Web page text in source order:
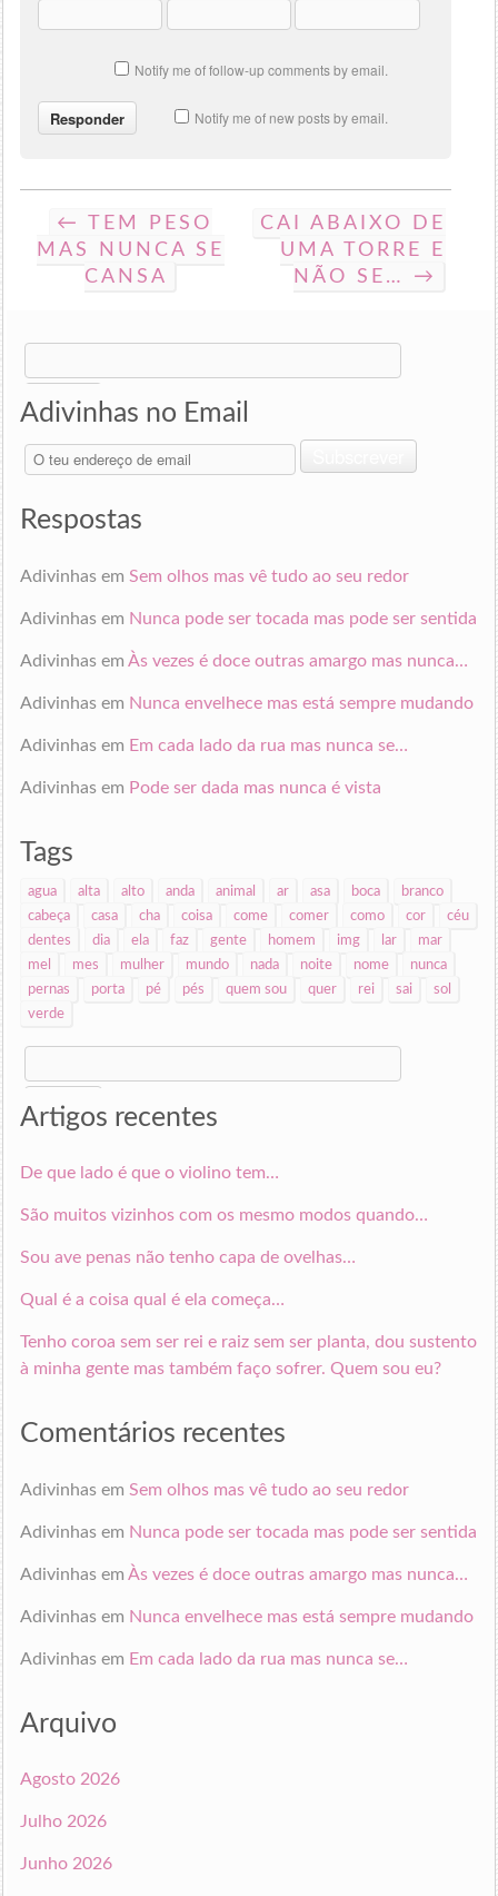
Notify me of follow-up comments by email.
Notify me of new posts by email.
← TEM PESO
MAS NUNCA SE
CANSA
CAI ABAIXO DE
UMA TORRE E
NÃO SE… →
Search
for:
Adivinhas no Email
O
teu
de
Respostas
Adivinhasem Sem olhos mas vê tudo ao seu redor
Adivinhasem Nunca pode ser tocada mas pode ser sentida
Adivinhasem Às vezes é doce outras amargo mas nunca…
Adivinhasem Nunca envelhece mas está sempre mudando
Adivinhasem Em cada lado da rua mas nunca se…
Adivinhasem Pode ser dada mas nunca é vista
Tags
agua alta alto anda animal ar asa boca
branco
cabeça
casa cha coisa come comer como cor
céu
dentes
dia ela faz gente homem img lar
mar
mel
mes mulher mundo nada noite nome
nunca
pernas
porta pé pés quem sou quer rei sai
sol
verde
Search
for:
Artigos recentes
De que lado é que o violino tem…
São muitos vizinhos com os mesmo modos quando…
Sou ave penas não tenho capa de ovelhas…
Qual é a coisa qual é ela começa…
Tenho coroa sem ser rei e raiz sem ser planta, dou sustento
à minha gente mas também faço sofrer. Quem sou eu?
Comentários recentes
Adivinhasem Sem olhos mas vê tudo ao seu redor
Adivinhasem Nunca pode ser tocada mas pode ser sentida
Adivinhasem Às vezes é doce outras amargo mas nunca…
Adivinhasem Nunca envelhece mas está sempre mudando
Adivinhasem Em cada lado da rua mas nunca se…
Arquivo
Agosto 2026
Julho 2026
Junho 2026